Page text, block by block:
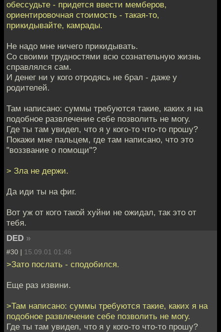
обессудьте - придется ввести мемберов,
ориентировочная стоимость - такая-то,
прикидывайте, камрады.
Не надо мне ничего прикидывать.
Со своими трудностями всю сознательную жизнь
справлялся сам.
И денег ни у кого отродясь не брал - даже у
родителей.
Там написано: суммы требуются такие, каких я на
подобное развлечение себе позволить не могу.
Где ты там увидел, что я у кого-то что-то прошу?
Покажи мне пальцем, где там написано, что это
"воззвание о помощи"?
> Зла не держи.
Да иди ты на фиг.
Вот уж от кого такой хуйни не ожидал, так это от
тебя.
DED »
#30 | 15.09.01 01:46
>Зато послать - сподобился.
Еще раз извини.
>Там написано: суммы требуются такие, каких я на
подобное развлечение себе позволить не могу.
Где ты там увидел, что я у кого-то что-то прошу?